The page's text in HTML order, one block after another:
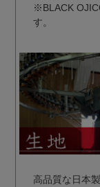
※BLACK
す。
高品質な日本